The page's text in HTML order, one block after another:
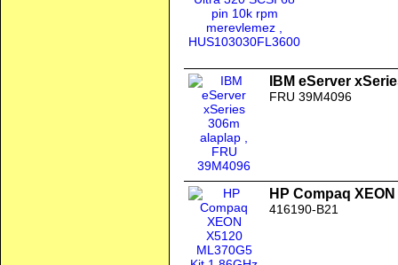
IBM eServer
FRU 39M4096
HP Compaq
416190-B21